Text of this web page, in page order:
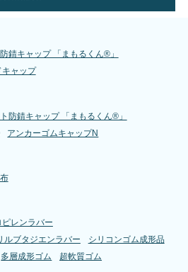
錆キャップ 「まもるくん®」
キャップ
防錆キャップ 「まもるくん®」
アンカーゴムキャップN
レンラバー
ルブタジエンラバー
シリコンゴム成形品
多層成形ゴム 超軟質ゴム